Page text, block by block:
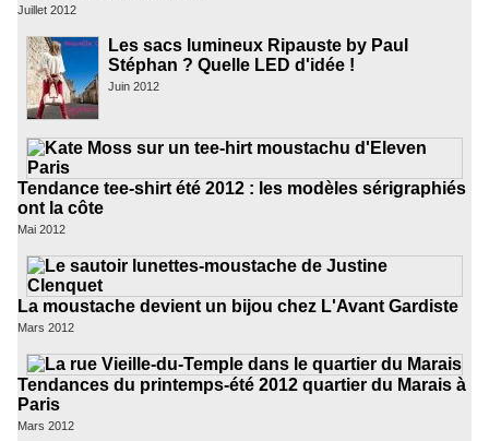
Juillet 2012
Les sacs lumineux Ripauste by Paul
Stéphan ? Quelle LED d'idée !
Juin 2012
Tendance tee-shirt été 2012 : les modèles sérigraphiés
ont la côte
Mai 2012
La moustache devient un bijou chez L'Avant Gardiste
Mars 2012
Tendances du printemps-été 2012 quartier du Marais à
Paris
Mars 2012